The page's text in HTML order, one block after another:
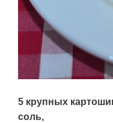
5 крупных
соль,